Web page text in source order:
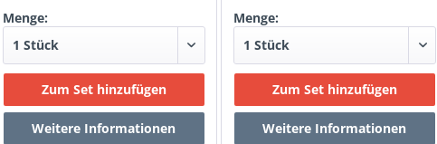
Menge:
Menge: